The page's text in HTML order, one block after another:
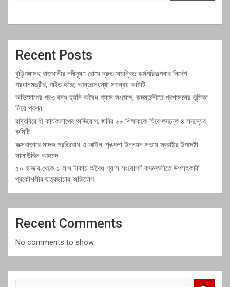
Recent Posts
বুড়িগঙ্গাসহ রাজধানীর নদীদূষণ রোধে দ্রুত সমন্বিত কর্মপরিকল্পনার নির্দেশ
প্রধানমন্ত্রীর, গঠিত হচ্ছে আন্তঃসংস্থা সমন্বয় কমিটি
অভিযোগের পরও বন্ধ হয়নি অবৈধ গ্যাস সংযোগ, কদমতলীতে প্রশাসনের ভূমিকা
নিয়ে প্রশ্ন
রাষ্ট্রবিরোধী কার্যকলাপের অভিযোগ: জবির ৬৮ শিক্ষককে ঘিরে তদন্তে ৪ সদস্যের
কমিটি
কক্সবাজারে মাদক প্রতিরোধ ও আইন-শৃঙ্খলা উন্নয়ন সভায় স্বরাষ্ট্র উপদেষ্টা
সালাউদ্দিন আহমদ
৫০ হাজার থেকে ১ লাখ টাকায় অবৈধ গ্যাস সংযোগ!’ কদমতলীতে উপসহকারী
প্রকৌশলীর ছত্রছায়ার অভিযোগ
Recent Comments
No comments to show.